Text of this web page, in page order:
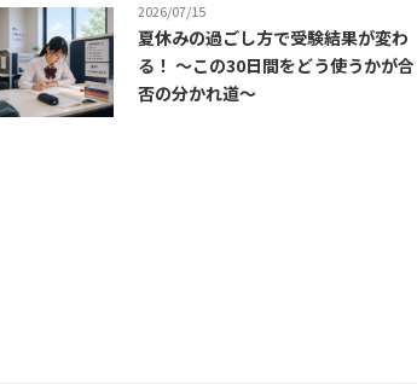
2026/07/15
夏休みの過ごし方で受験結果が変わ
る！ ～この30日間をどう使うかが合
否の分かれ道～